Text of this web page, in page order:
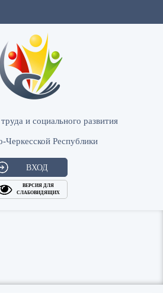
и социального развития
Черкесской Республики
ВХОД
ВЕРСИЯ ДЛЯ
СЛАБОВИДЯЩИХ